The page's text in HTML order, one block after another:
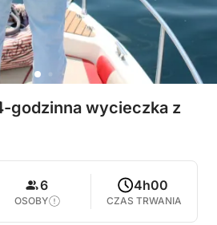
godzinna wycieczka z
6
OSOBY
4h00
CZAS TRWANIA